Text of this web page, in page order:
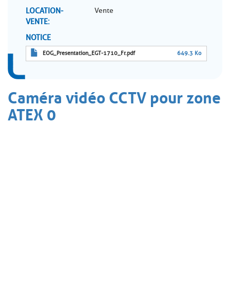
LOCATION-
VENTE
Vente
NOTICE
EOG_Presentation_EGT-1710_Fr.pdf 649.3 Ko
Caméra vidéo CCTV pour zone
ATEX 0